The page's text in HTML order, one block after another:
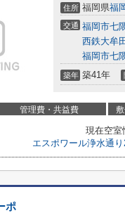
住所 福岡県福
交通 福岡市七
西鉄大牟
福岡市七
築年 築41年
管理費・共益費
現在空室
エスポワール浄水通
ポ